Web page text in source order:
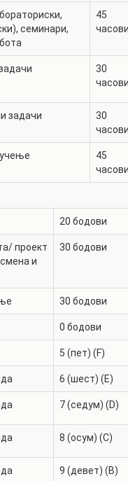
семинари,
45
30
задачи
30
45
20 бодови
проект
и
30 бодови
30 бодови
0 бодови
5 (пет) (F)
6 (шест) (E)
7 (седум) (D)
8 (осум) (C)
9 (девет) (B)